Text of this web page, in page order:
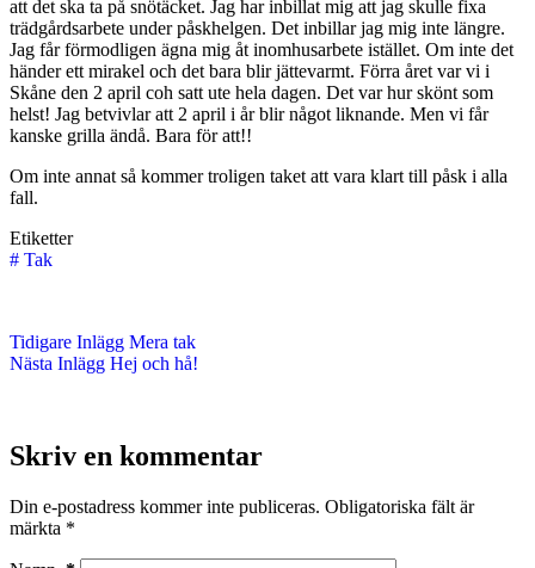
att det ska ta på snötäcket. Jag har inbillat mig att jag skulle fixa
trädgårdsarbete under påskhelgen. Det inbillar jag mig inte längre.
Jag får förmodligen ägna mig åt inomhusarbete istället. Om inte det
händer ett mirakel och det bara blir jättevarmt. Förra året var vi i
Skåne den 2 april coh satt ute hela dagen. Det var hur skönt som
helst! Jag betvivlar att 2 april i år blir något liknande. Men vi får
kanske grilla ändå. Bara för att!!
Om inte annat så kommer troligen taket att vara klart till påsk i alla
fall.
Etiketter
# Tak
Tidigare Inlägg Mera tak
Nästa Inlägg Hej och hå!
Skriv en kommentar
Din e-postadress kommer inte publiceras. Obligatoriska fält är
märkta *